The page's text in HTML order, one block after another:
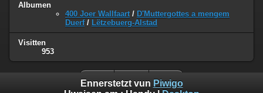
Albumen
400 Joer Wallfaart / D'Muttergottes a mengem
Duerf/ Lëtzebuerg-Alstad
Visitten
953
Ennerstetzt vun Piwigo